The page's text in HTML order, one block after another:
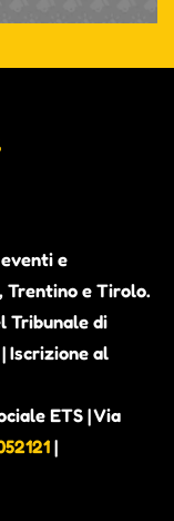
e
e Tirolo.
Tribunale di
Iscrizione al
ETS | Via
|